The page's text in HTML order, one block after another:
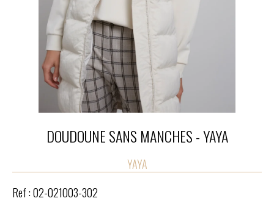
DOUDOUNE SANS MANCHES - YAYA
YAYA
Ref :02-021003-302